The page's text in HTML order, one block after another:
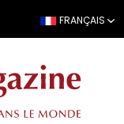
FRANÇAIS